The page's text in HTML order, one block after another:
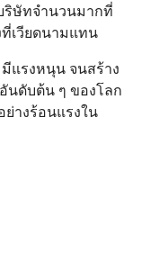
ริษัทจำนวนมากที่
ที่เวียดนามแทน
มีแรงหนุน จนสร้าง
นดับต้น ๆ ของโลก
างร้อนแรงใน